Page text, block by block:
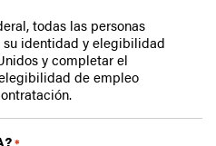
todas las personas
identidad y elegibilidad
y completar el
de empleo